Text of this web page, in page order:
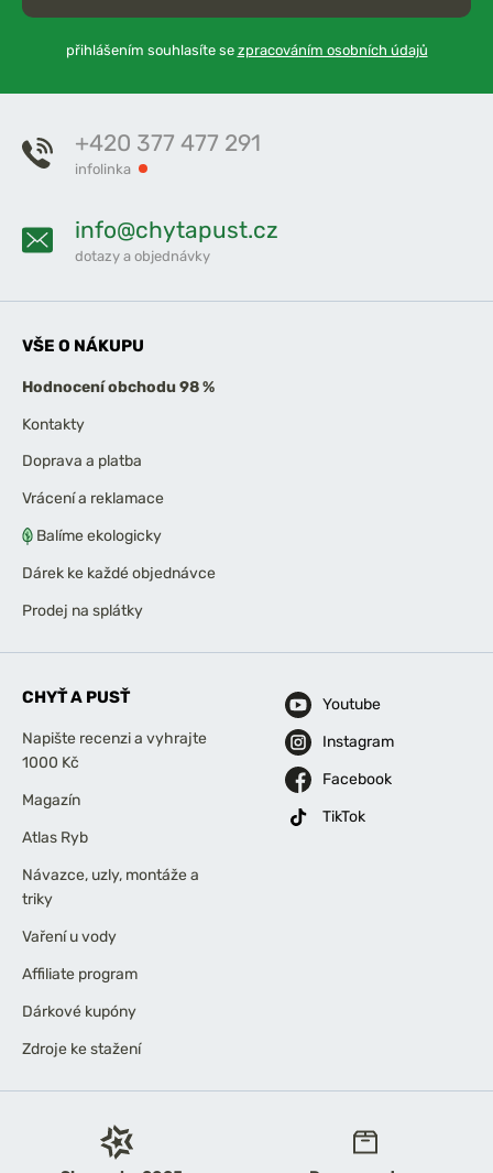
přihlášením souhlasíte se zpracováním osobních údajů
+420 377 477 291
infolinka
info@chytapust.cz
dotazy a objednávky
VŠE O NÁKUPU
Hodnocení obchodu 98 %
Kontakty
Doprava a platba
Vrácení a reklamace
Balíme ekologicky
Dárek ke každé objednávce
Prodej na splátky
CHYŤ A PUSŤ
Napište recenzi a vyhrajte
1000 Kč
Magazín
Atlas Ryb
Návazce, uzly, montáže a
triky
Vaření u vody
Affiliate program
Dárkové kupóny
Zdroje ke stažení
Youtube
Instagram
Facebook
TikTok